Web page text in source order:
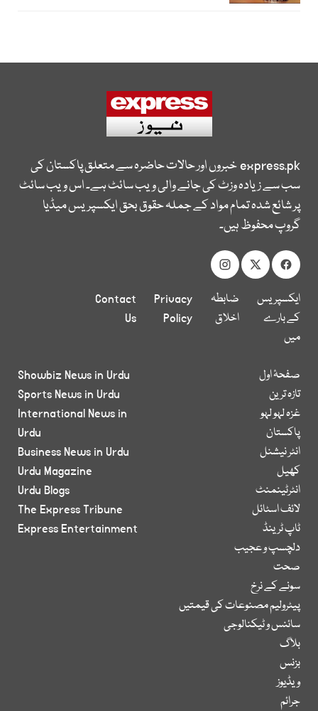
express.pkخبروں اور حالات حاضرہ سے متعلق پاکستان کی
سب سے زیادہ وزٹ کی جانے والی ویب سائٹ ہے۔ اس ویب سائٹ
پر شائع شدہ تمام مواد کے جملہ حقوق بحق ایکسپریس میڈیا
گروپ محفوظ ہیں۔
ایکسپریس
کے بارے
میں
ضابطہ
اخلاق
Privacy
Policy
Contact
Us
صفحۂ اول
تازہ ترین
غزہ لہو لہو
پاکستان
انٹر نیشنل
کھیل
انٹرٹینمنٹ
لائف اسٹائل
ٹاپ ٹرینڈ
دلچسپ و عجیب
صحت
سونے کے نرخ
پیٹرولیم مصنوعات کی قیمتیں
سائنس و ٹیکنالوجی
بلاگ
بزنس
ویڈیوز
جرائم
Showbiz News in Urdu
Sports News in Urdu
International News in
Urdu
Business News in Urdu
Urdu Magazine
Urdu Blogs
The Express Tribune
Express Entertainment